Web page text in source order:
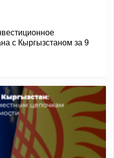
с Кыргызстаном за 9